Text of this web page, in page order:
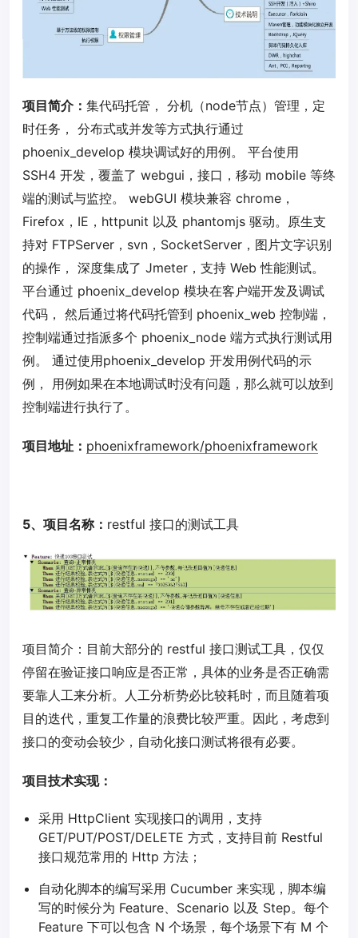
项目简介： 集代码托管， 分机（node节点）管理，定
时任务， 分布式或并发等方式执行通过
phoenix_develop 模块调试好的用例。 平台使用
SSH4 开发，覆盖了 webgui，接口，移动 mobile 等终
端的测试与监控。 webGUI 模块兼容 chrome，
Firefox，IE，httpunit 以及 phantomjs 驱动。原生支
持对 FTPServer，svn，SocketServer，图片文字识别
的操作， 深度集成了 Jmeter，支持 Web 性能测试。
平台通过 phoenix_develop 模块在客户端开发及调试
代码， 然后通过将代码托管到 phoenix_web 控制端，
控制端通过指派多个 phoenix_node 端方式执行测试用
例。 通过使用phoenix_develop 开发用例代码的示
例， 用例如果在本地调试时没有问题，那么就可以放到
控制端进行执行了。
项目地址： phoenixframework/phoenixframework
5、项目名称： restful 接口的测试工具
项目简介：目前大部分的 restful 接口测试工具，仅仅
停留在验证接口响应是否正常，具体的业务是否正确需
要靠人工来分析。人工分析势必比较耗时，而且随着项
目的迭代，重复工作量的浪费比较严重。因此，考虑到
接口的变动会较少，自动化接口测试将很有必要。
项目技术实现：
采用 HttpClient 实现接口的调用，支持
GET/PUT/POST/DELETE 方式，支持目前 Restful
接口规范常用的 Http 方法；
自动化脚本的编写采用 Cucumber 来实现，脚本编
写的时候分为 Feature、Scenario 以及 Step。每个
Feature 下可以包含 N 个场景，每个场景下有 M 个